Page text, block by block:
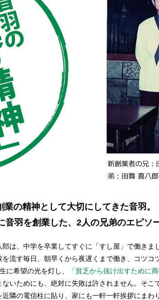
業の精神として大切にしてきた音羽。
羽を創業した、2人の兄弟のエピソ
は、中学を卒業してすぐに「すし屋」で働きま
流す毎日、朝早くから夜遅くまで働き、コツコ
に希望の光を灯し、
「貧乏から抜け出すために
いためにも、絶対に失敗は許されません。そこ
隣の電信柱に貼り、家にも一軒一軒挨拶にまわ